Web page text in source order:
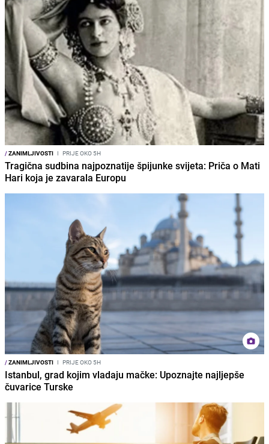
/ZANIMLJIVOSTI I PRIJE OKO 5H
Tragična sudbina najpoznatije špijunke svijeta: Priča o Mati
Hari koja je zavarala Europu
/ZANIMLJIVOSTI I PRIJE OKO 5H
Istanbul, grad kojim vladaju mačke: Upoznajte najljepše
čuvarice Turske